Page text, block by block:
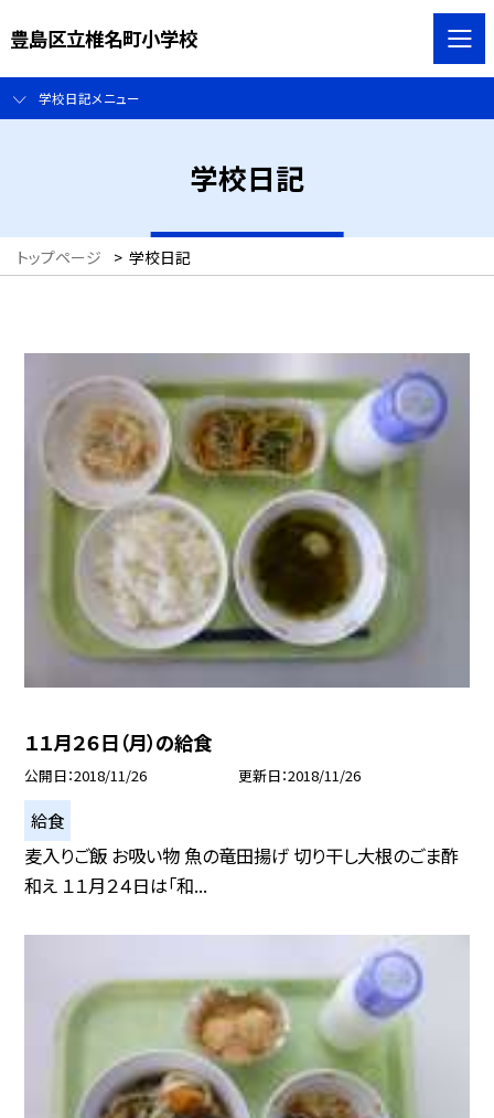
豊島区立椎名町小学校
学校日記メニュー
学校日記
トップページ > 学校日記
１１月２６日（月）の給食
公開日 2018/11/26 更新日 2018/11/26
給食
麦入りご飯 お吸い物 魚の竜田揚げ 切り干し大根のごま酢
和え １１月２４日は「和...